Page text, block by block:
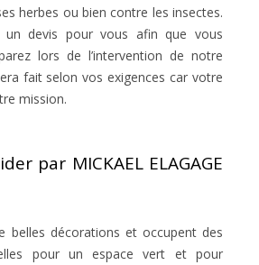
herbes ou bien contre les insectes.
un devis pour vous afin que vous
lors de l’intervention de notre
fait selon vos exigences car votre
mission.
par MICKAEL ELAGAGE
belles décorations et occupent des
pour un espace vert et pour